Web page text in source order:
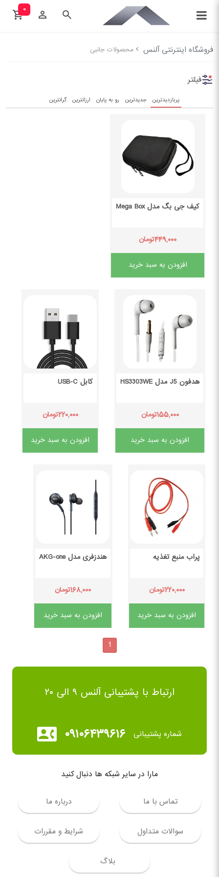
۰
فروشگاه اینترنتی آلنس محصولات جانبی
فیلتر
پربازدیدترین جدیدترین رو به پایان ارزانترین گرانترین
کیف جی بگ مدل Mega Box
۴۴۹,۰۰۰تومان
افزودن به سبد خرید
هدفون J5 مدل HS3303WE
۱۵۵,۰۰۰تومان
افزودن به سبد خرید
کابل USB-C
۲۲۰,۰۰۰تومان
افزودن به سبد خرید
پراب منبع تغذیه
۲۲۰,۰۰۰تومان
افزودن به سبد خرید
هندزفری مدل AKG-one
۱۶۸,۰۰۰تومان
افزودن به سبد خرید
1
ارتباط با پشتیبانی آلنس ۹ الی ۲۰
شماره پشتیبانی ۰۹۱۰۶۴۳۹۶۱۶
تماس با ما درباره ما
سوالات متداول شرایط و مقررات
بلاگ
مارا در سایر شبکه ها دنبال کنید